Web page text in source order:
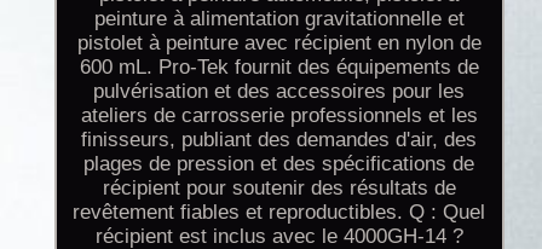
peinture à alimentation gravitationnelle et
pistolet à peinture avec récipient en nylon de
600 mL. Pro-Tek fournit des équipements de
pulvérisation et des accessoires pour les
ateliers de carrosserie professionnels et les
finisseurs, publiant des demandes d'air, des
plages de pression et des spécifications de
récipient pour soutenir des résultats de
revêtement fiables et reproductibles. Q : Quel
récipient est inclus avec le 4000GH-14 ?